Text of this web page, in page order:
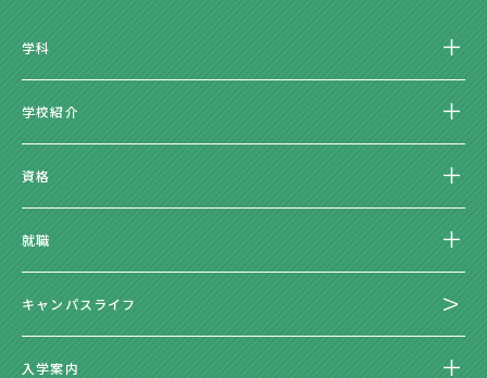
学科
学校紹介
資格
就職
キャンパスライフ
入学案内